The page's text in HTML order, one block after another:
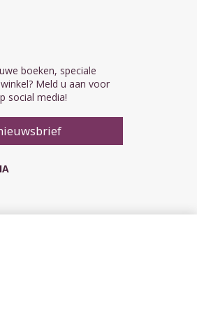
boeken, speciale
Meld u aan voor
social media!